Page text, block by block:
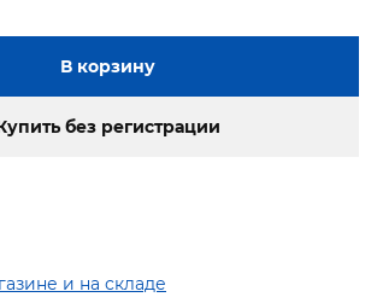
В корзину
без регистрации
и на складе